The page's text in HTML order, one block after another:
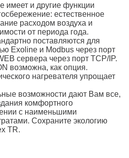
имеет и другие функции
естественное
расходом воздуха и
от периода года.
поставляются для
Exoline и Modbus через порт
сервера через порт TCP/IP.
возможна, как опция.
нагревателя упрощает
возможности дают Вам все,
комфортного
с наименьшими
Сохраните экологию
TR.